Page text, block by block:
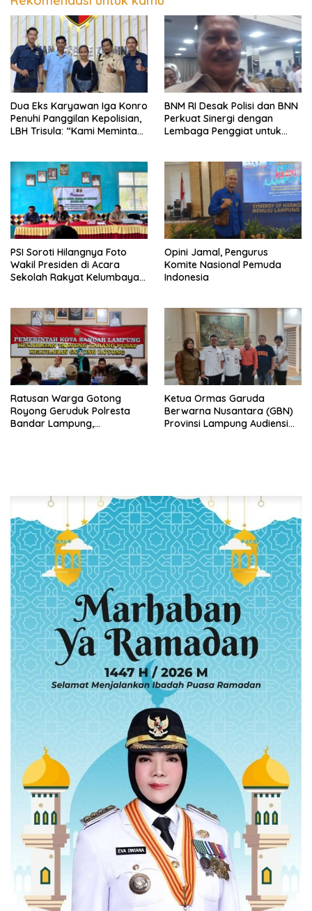
Dua Eks Karyawan Iga Konro
Penuhi Panggilan Kepolisian,
LBH Trisula: “Kami Meminta
BNM RI Desak Polisi dan BNN
Perkuat Sinergi dengan
Lembaga Penggiat untuk
PSI Soroti Hilangnya Foto
Wakil Presiden di Acara
Sekolah Rakyat Kelumbayan,
Opini Jamal, Pengurus
Komite Nasional Pemuda
Indonesia
Ratusan Warga Gotong
Royong Geruduk Polresta
Bandar Lampung,
Ketua Ormas Garuda
Berwarna Nusantara (GBN)
Provinsi Lampung Audiensi